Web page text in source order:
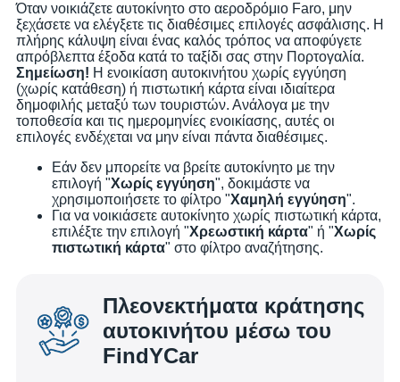
Όταν νοικιάζετε αυτοκίνητο στο αεροδρόμιο Faro, μην
ξεχάσετε να ελέγξετε τις διαθέσιμες επιλογές ασφάλισης. Η
πλήρης κάλυψη είναι ένας καλός τρόπος να αποφύγετε
απρόβλεπτα έξοδα κατά το ταξίδι σας στην Πορτογαλία.
Σημείωση! Η ενοικίαση αυτοκινήτου χωρίς εγγύηση
(χωρίς κατάθεση) ή πιστωτική κάρτα είναι ιδιαίτερα
δημοφιλής μεταξύ των τουριστών. Ανάλογα με την
τοποθεσία και τις ημερομηνίες ενοικίασης, αυτές οι
επιλογές ενδέχεται να μην είναι πάντα διαθέσιμες.
Εάν δεν μπορείτε να βρείτε αυτοκίνητο με την
επιλογή "Χωρίς εγγύηση", δοκιμάστε να
χρησιμοποιήσετε το φίλτρο "Χαμηλή εγγύηση".
Για να νοικιάσετε αυτοκίνητο χωρίς πιστωτική κάρτα,
επιλέξτε την επιλογή "Χρεωστική κάρτα" ή "Χωρίς
πιστωτική κάρτα" στο φίλτρο αναζήτησης.
Πλεονεκτήματα κράτησης
αυτοκινήτου μέσω του
FindYCar